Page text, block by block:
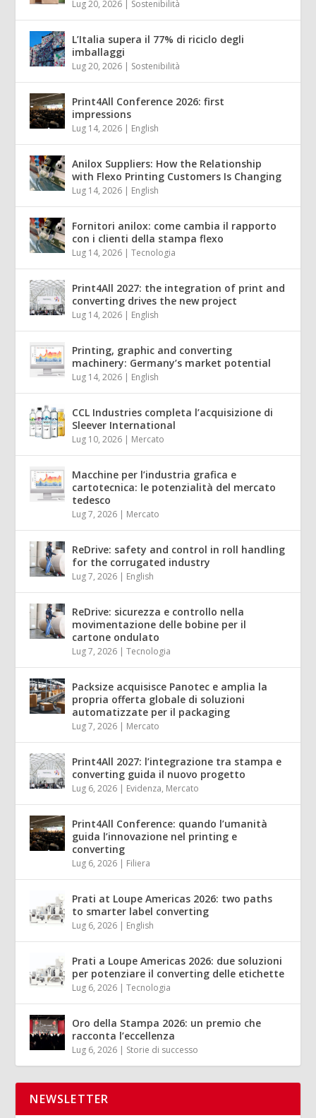
Lug 20, 2026 Sostenibilità
L’Italia supera il 77% di riciclo degli
imballaggi
Lug 20, 2026 | Sostenibilità
Print4All Conference 2026: first
impressions
Lug 14, 2026 | English
Anilox Suppliers: How the Relationship
with Flexo Printing Customers Is Changing
Lug 14, 2026 | English
Fornitori anilox: come cambia il rapporto
con i clienti della stampa flexo
Lug 14, 2026 |Tecnologia
Print4All 2027: the integration of print and
converting drives the new project
Lug 14, 2026 | English
Printing, graphic and converting
machinery: Germany’s market potential
Lug 14, 2026 | English
CCL Industries completa l’acquisizione di
Sleever International
Lug 10, 2026 | Mercato
Macchine per l’industria grafica e
cartotecnica: le potenzialità del mercato
tedesco
Lug 7, 2026 | Mercato
ReDrive: safety and control in roll handling
for the corrugated industry
Lug 7, 2026 | English
ReDrive: sicurezza e controllo nella
movimentazione delle bobine per il
cartone ondulato
Lug 7, 2026 |Tecnologia
Packsize acquisisce Panotec e amplia la
propria offerta globale di soluzioni
automatizzate per il packaging
Lug 7, 2026 | Mercato
Print4All 2027: l’integrazione tra stampa e
converting guida il nuovo progetto
Lug 6, 2026 | Evidenza, Mercato
Print4All Conference: quando l’umanità
guida l’innovazione nel printing e
converting
Lug 6, 2026 | Filiera
Prati at Loupe Americas 2026: two paths
to smarter label converting
Lug 6, 2026 | English
Prati a Loupe Americas 2026: due soluzioni
per potenziare il converting delle etichette
Lug 6, 2026 |Tecnologia
Oro della Stampa 2026: un premio che
racconta l’eccellenza
Lug 6, 2026 | Storie di successo
NEWSLETTER